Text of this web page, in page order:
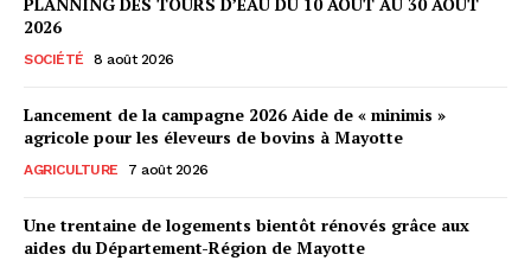
2026
SOCIÉTÉ 8 août 2026
Lancement de la campagne 2026 Aide de « minimis »
agricole pour les éleveurs de bovins à Mayotte
AGRICULTURE 7 août 2026
Une trentaine de logements bientôt rénovés grâce aux
aides du Département-Région de Mayotte